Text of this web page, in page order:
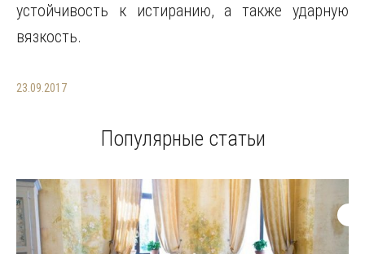
устойчивость к истиранию, а также ударную
вязкость.
23.09.2017
Популярные статьи